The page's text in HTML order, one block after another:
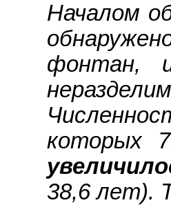
Началом
фонтан,
которых
38,6 лет).